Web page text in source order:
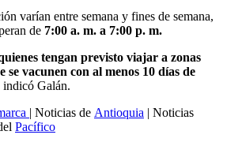
varían entre semana y fines de semana,
de 7:00 a. m. a 7:00 p. m.
tengan previsto viajar a zonas
se vacunen con al menos 10 días de
indicó Galán.
| Noticias de Antioquia | Noticias
Pacífico